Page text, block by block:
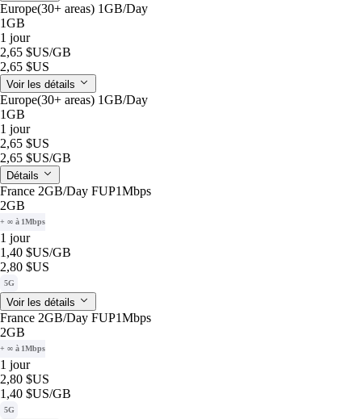
Europe(30+ areas) 1GB/Day
1GB
1 jour
2,65 $US/GB
2,65 $US
Voir les détails
Europe(30+ areas) 1GB/Day
1GB
1 jour
2,65 $US
2,65 $US/GB
Détails
France 2GB/Day FUP1Mbps
2GB
+ ∞ à 1Mbps
1 jour
1,40 $US/GB
2,80 $US
5G
Voir les détails
France 2GB/Day FUP1Mbps
2GB
+ ∞ à 1Mbps
1 jour
2,80 $US
1,40 $US/GB
5G